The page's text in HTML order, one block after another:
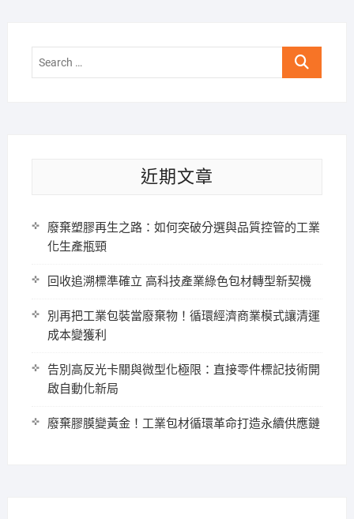
Search
近期文章
廢棄塑膠再生之路：如何突破分選與品質控管的工業
化生產瓶頸
回收追溯標準確立 高科技產業綠色包材轉型新契機
別再把工業包裝當廢棄物！循環經濟商業模式讓清運
成本變獲利
告別高反光卡關與微型化極限：直接零件標記技術開
啟自動化新局
廢棄膠膜變黃金！工業包材循環革命打造永續供應鏈